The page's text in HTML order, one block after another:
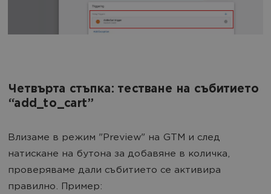
Четвърта стъпка: тестване на събитието
“add_to_cart”
Влизаме в режим "Preview" на GTM и след
натискане на бутона за добавяне в количка,
проверяваме дали събитието се активира
правилно. Пример: